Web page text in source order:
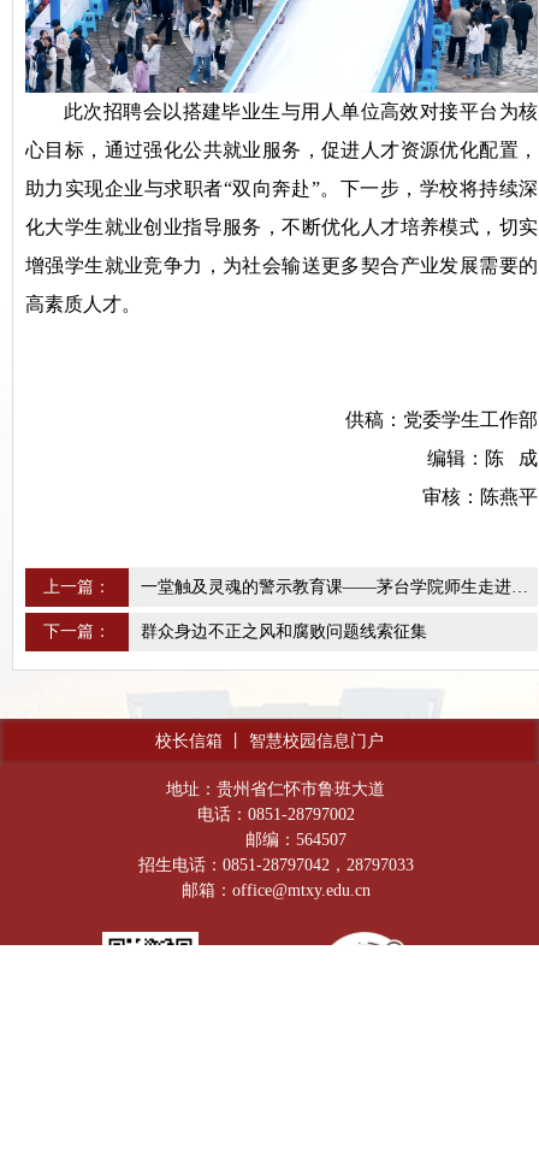
此次招聘会以搭建毕业生与用人单位高效对接平台为核
心目标，通过强化公共就业服务，促进人才资源优化配置，
助力实现企业与求职者“双向奔赴”。下一步，学校将持续深
化大学生就业创业指导服务，不断优化人才培养模式，切实
增强学生就业竞争力，为社会输送更多契合产业发展需要的
高素质人才。
供稿：党委学生工作部
编辑：陈 成
审核：陈燕平
上一篇：
下一篇： 群众身边不正之风和腐败问题线索征集
校长信箱 智慧校园信息门户
地址：贵州省仁怀市鲁班大道
电话：0851-28797002
邮编：564507
招生电话：0851-28797042，28797033
邮箱：office@mtxy.edu.cn